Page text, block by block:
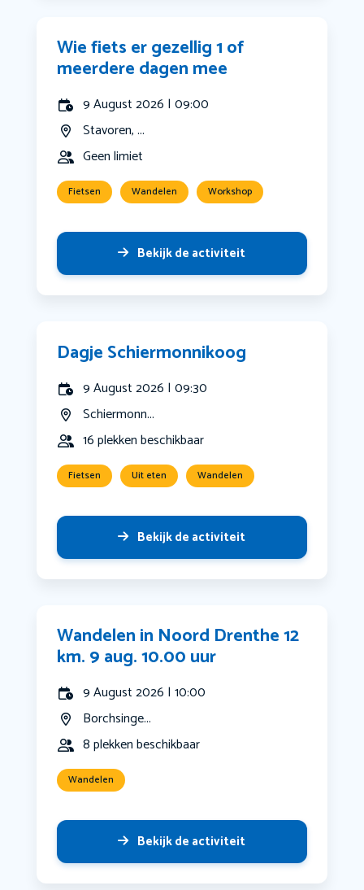
Wie fiets er gezellig 1 of
meerdere dagen mee
9 August 2026 | 09:00
Stavoren, ...
Geen limiet
Fietsen Wandelen Workshop
Bekijk de activiteit
Dagje Schiermonnikoog
9 August 2026 | 09:30
Schiermonn...
16 plekken beschikbaar
Fietsen Uit eten Wandelen
Bekijk de activiteit
Wandelen in Noord Drenthe 12
km. 9 aug. 10.00 uur
9 August 2026 | 10:00
Borchsinge...
8 plekken beschikbaar
Wandelen
Bekijk de activiteit